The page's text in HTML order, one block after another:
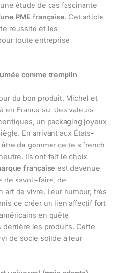
étude de cas fascinante
PME française. Cet article
réussite et les
toute entreprise
comme tremplin
du bon produit, Michel et
en France sur des valeurs
un packaging joyeux
En arrivant aux États-
de gommer cette « french
Ils ont fait le choix
française est devenue
de savoir-faire, de
art de vivre. Leur humour, très
de créer un lien affectif fort
en quête
derrière les produits. Cette
de socle solide à leur